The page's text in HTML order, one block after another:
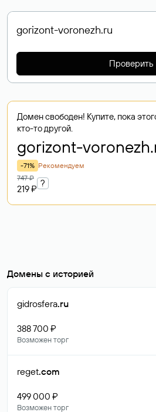
Проверить
Домен свободен! Купите, пока
кто-то другой.
gorizont-voronezh
-71% Рекомендуем
747 ₽
219 ₽
?
Домены с историей
gidrosfera.ru
388 700 ₽
Возможен торг
reget.com
499 000 ₽
Возможен торг